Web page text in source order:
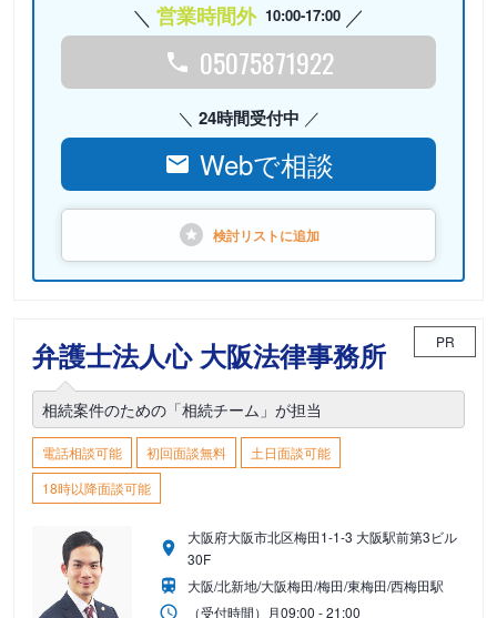
営業時間外 10:00-17:00
05075871922
24時間受付中
Webで相談
検討リストに追加
弁護士法人心 大阪法律事務所 PR
相続案件のための「相続チーム」が担当
電話相談可能 初回面談無料
土日面談可能
18時以降面談可能
大阪府大阪市北区梅田1-1-3 大阪駅前第3ビル
30F
大阪/北新地/大阪梅田/梅田/東梅田/西梅田駅
（受付時間） 月09:00 - 21:00